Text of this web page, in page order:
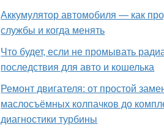
Аккумулятор автомобиля — как
службы и когда менять
Что будет, если не промывать
последствия для авто и кошелька
Ремонт двигателя: от простой
маслосъёмных колпачков до
диагностики турбины